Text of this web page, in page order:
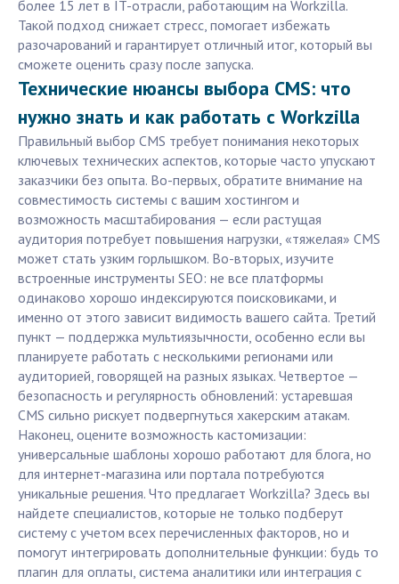
более 15 лет в IT-отрасли, работающим на Workzilla.
Такой подход снижает стресс, помогает избежать
разочарований и гарантирует отличный итог, который вы
сможете оценить сразу после запуска.
Технические нюансы выбора CMS: что
нужно знать и как работать с Workzilla
Правильный выбор CMS требует понимания некоторых
ключевых технических аспектов, которые часто упускают
заказчики без опыта. Во-первых, обратите внимание на
совместимость системы с вашим хостингом и
возможность масштабирования — если растущая
аудитория потребует повышения нагрузки, «тяжелая» CMS
может стать узким горлышком. Во-вторых, изучите
встроенные инструменты SEO: не все платформы
одинаково хорошо индексируются поисковиками, и
именно от этого зависит видимость вашего сайта. Третий
пункт — поддержка мультиязычности, особенно если вы
планируете работать с несколькими регионами или
аудиторией, говорящей на разных языках. Четвертое —
безопасность и регулярность обновлений: устаревшая
CMS сильно рискует подвергнуться хакерским атакам.
Наконец, оцените возможность кастомизации:
универсальные шаблоны хорошо работают для блога, но
для интернет-магазина или портала потребуются
уникальные решения. Что предлагает Workzilla? Здесь вы
найдете специалистов, которые не только подберут
систему с учетом всех перечисленных факторов, но и
помогут интегрировать дополнительные функции: будь то
плагин для оплаты, система аналитики или интеграция с